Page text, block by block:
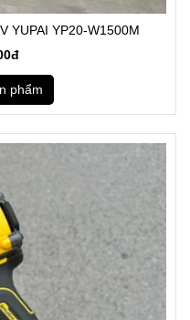
YUPAI YP20-W1500M
phẩm